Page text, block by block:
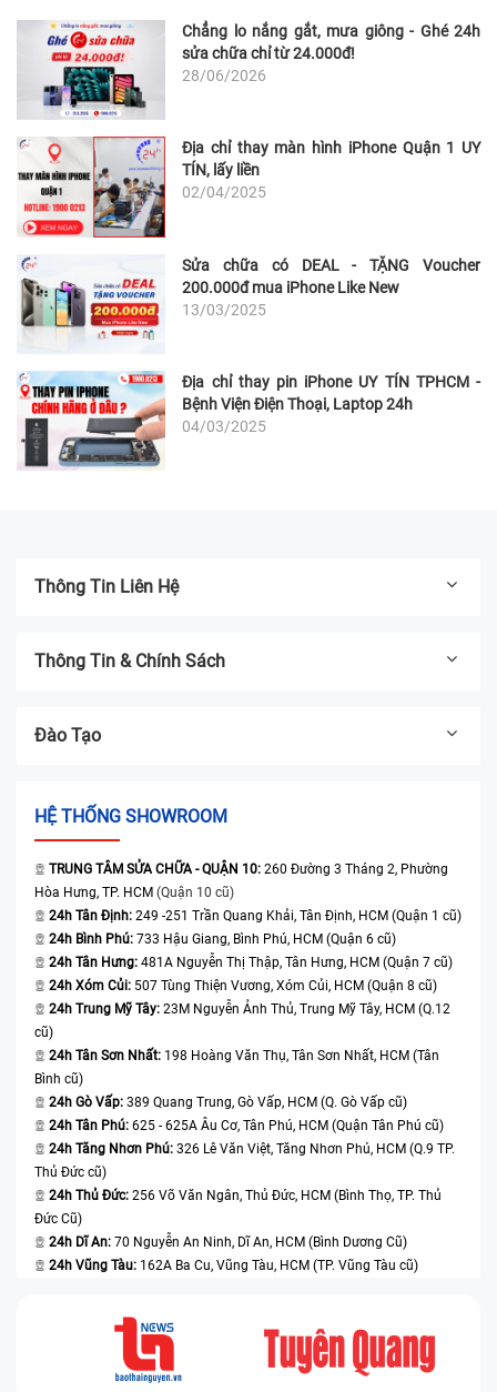
Chẳng lo nắng gắt, mưa giông - Ghé 24h
sửa chữa chỉ từ 24.000đ!
28/06/2026
Địa chỉ thay màn hình iPhone Quận 1 UY
TÍN, lấy liền
02/04/2025
Sửa chữa có DEAL - TẶNG Voucher
200.000đ mua iPhone Like New
13/03/2025
Địa chỉ thay pin iPhone UY TÍN TPHCM -
Bệnh Viện Điện Thoại, Laptop 24h
04/03/2025
Thông Tin Liên Hệ
Thông Tin & Chính Sách
Đào Tạo
HỆ THỐNG SHOWROOM
TRUNG TÂM SỬA CHỮA - QUẬN 10: 260 Đường 3 Tháng 2, Phường
Hòa Hưng, TP. HCM (Quận 10 cũ)
24h Tân Định: 249 -251 Trần Quang Khải, Tân Định, HCM (Quận 1 cũ)
24h Bình Phú: 733 Hậu Giang, Bình Phú, HCM (Quận 6 cũ)
24h Tân Hưng: 481A Nguyễn Thị Thập, Tân Hưng, HCM (Quận 7 cũ)
24h Xóm Củi: 507 Tùng Thiện Vương, Xóm Củi, HCM (Quận 8 cũ)
24h Trung Mỹ Tây: 23M Nguyễn Ảnh Thủ, Trung Mỹ Tây, HCM (Q.12
cũ)
24h Tân Sơn Nhất: 198 Hoàng Văn Thụ, Tân Sơn Nhất, HCM (Tân
Bình cũ)
24h Gò Vấp: 389 Quang Trung, Gò Vấp, HCM (Q. Gò Vấp cũ)
24h Tân Phú: 625 - 625A Âu Cơ, Tân Phú, HCM (Quận Tân Phú cũ)
24h Tăng Nhơn Phú: 326 Lê Văn Việt, Tăng Nhơn Phú, HCM (Q.9 TP.
Thủ Đức cũ)
24h Thủ Đức: 256 Võ Văn Ngân, Thủ Đức, HCM (Bình Thọ, TP. Thủ
Đức Cũ)
24h Dĩ An: 70 Nguyễn An Ninh, Dĩ An, HCM (Bình Dương Cũ)
24h Vũng Tàu: 162A Ba Cu, Vũng Tàu, HCM (TP. Vũng Tàu cũ)